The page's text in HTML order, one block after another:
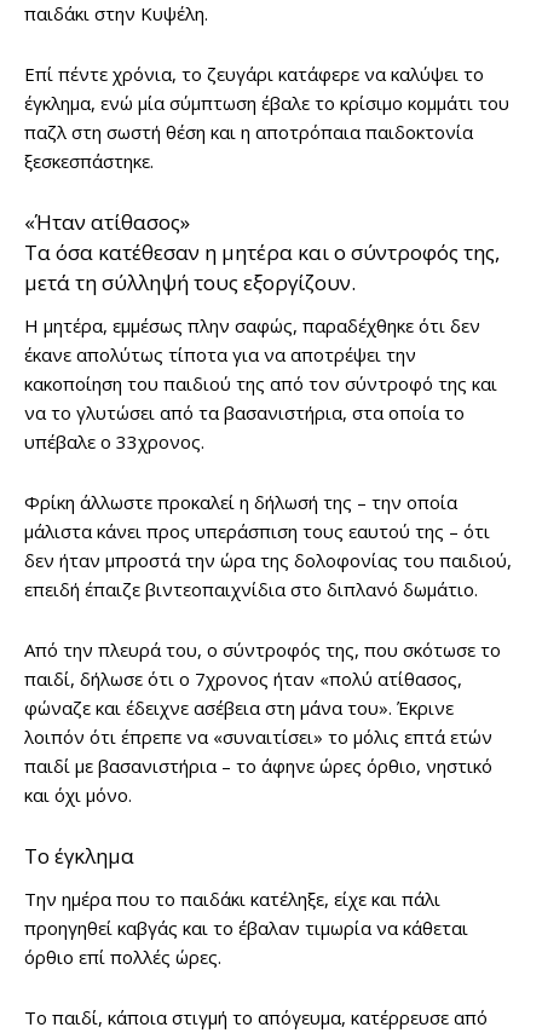
παιδάκι στην Κυψέλη.
Επί πέντε χρόνια, το ζευγάρι κατάφερε να καλύψει το
έγκλημα, ενώ μία σύμπτωση έβαλε το κρίσιμο κομμάτι του
παζλ στη σωστή θέση και η αποτρόπαια παιδοκτονία
ξεσκεσπάστηκε.
«Ήταν ατίθασος»
Τα όσα κατέθεσαν η μητέρα και ο σύντροφός της,
μετά τη σύλληψή τους εξοργίζουν.
Η μητέρα, εμμέσως πλην σαφώς, παραδέχθηκε ότι δεν
έκανε απολύτως τίποτα για να αποτρέψει την
κακοποίηση του παιδιού της από τον σύντροφό της και
να το γλυτώσει από τα βασανιστήρια, στα οποία το
υπέβαλε ο 33χρονος.
Φρίκη άλλωστε προκαλεί η δήλωσή της – την οποία
μάλιστα κάνει προς υπεράσπιση τους εαυτού της – ότι
δεν ήταν μπροστά την ώρα της δολοφονίας του παιδιού,
επειδή έπαιζε βιντεοπαιχνίδια στο διπλανό δωμάτιο.
Από την πλευρά του, ο σύντροφός της, που σκότωσε το
παιδί, δήλωσε ότι ο 7χρονος ήταν «πολύ ατίθασος,
φώναζε και έδειχνε ασέβεια στη μάνα του». Έκρινε
λοιπόν ότι έπρεπε να «συναιτίσει» το μόλις επτά ετών
παιδί με βασανιστήρια – το άφηνε ώρες όρθιο, νηστικό
και όχι μόνο.
Το έγκλημα
Την ημέρα που το παιδάκι κατέληξε, είχε και πάλι
προηγηθεί καβγάς και το έβαλαν τιμωρία να κάθεται
όρθιο επί πολλές ώρες.
Το παιδί, κάποια στιγμή το απόγευμα, κατέρρευσε από